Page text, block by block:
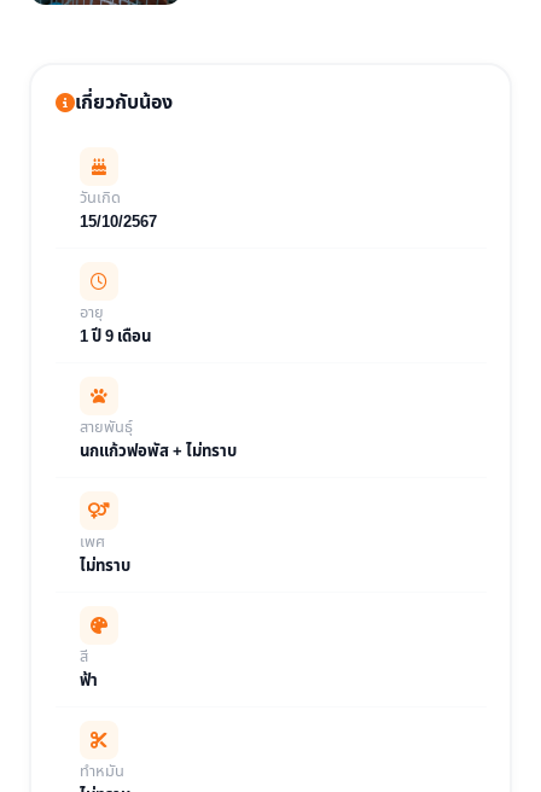
เกี่ยวกับน้อง
วันเกิด
15/10/2567
อายุ
1 ปี 9 เดือน
สายพันธุ์
นกแก้วฟอพัส + ไม่ทราบ
เพศ
ไม่ทราบ
สี
ฟ้า
ทำหมัน